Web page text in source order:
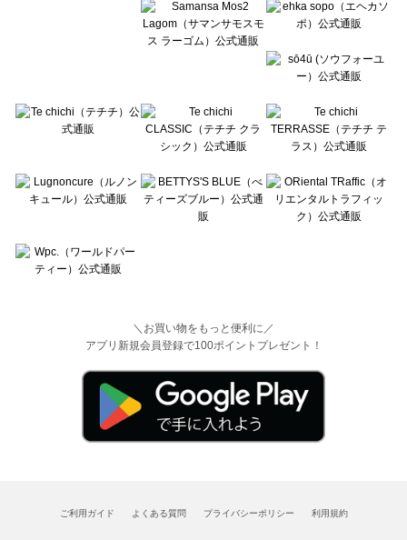
＼お買い物をもっと便利に／
アプリ新規会員登録で100ポイントプレゼント！
ご利用ガイド よくある質問 プライバシーポリシー 利用規約